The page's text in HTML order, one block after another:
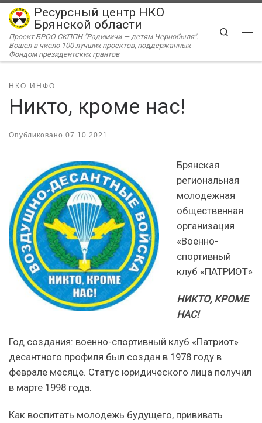
Перейти к содержимому
Ресурсный центр НКО
Брянской области
Проект БРОО СКППН "Радимичи — детям Чернобыля".
Вошел в число 100 лучших проектов, поддержанных
Фондом президентских грантов
Search
НКО ИНФО
Никто, кроме нас!
Опубликовано 07.10.2021
Брянская
региональная
молодежная
общественная
организация
«Военно-
спортивный
клуб «ПАТРИОТ»
НИКТО, КРОМЕ
НАС!
Год создания: военно-спортивный клуб «Патриот»
десантного профиля был создан в 1978 году в
феврале месяце. Статус юридического лица получил
в марте 1998 года.
Как воспитать молодежь будущего, прививать